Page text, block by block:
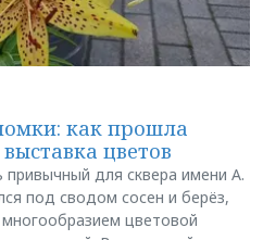
как прошла
цветов
для сквера имени А.
под сводом сосен и берёз,
цветовой